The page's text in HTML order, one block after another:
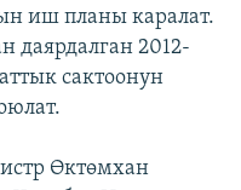
иш планы каралат.
даярдалган 2012-
сактоонун
Өктөмхан